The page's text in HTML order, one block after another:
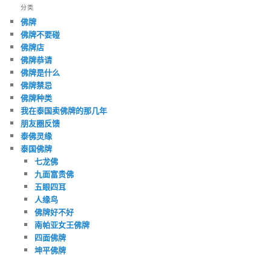
分类
佛牌
佛牌不要碰
佛牌店
佛牌恭请
佛牌是什么
佛牌禁忌
佛牌种类
我在泰国卖佛牌的那几年
朋友圈反馈
泰佛灵缘
泰国佛牌
七龙佛
九面富贵佛
五眼四耳
人缘鸟
佛牌好不好
南帕亚女王佛牌
四面佛牌
坤平佛牌